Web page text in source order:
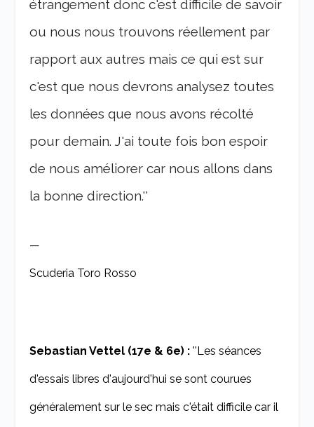
étrangement donc c'est difficile de savoir
ou nous nous trouvons réellement par
rapport aux autres mais ce qui est sur
c'est que nous devrons analysez toutes
les données que nous avons récolté
pour demain. J'ai toute fois bon espoir
de nous améliorer car nous allons dans
la bonne direction.''
—
Scuderia Toro Rosso
Sebastian Vettel (17e & 6e) :''Les séances
d'essais libres d'aujourd'hui se sont courues
généralement sur le sec mais c'était difficile car il